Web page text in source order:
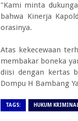
"Kami minta
bahwa Kinerja
orasinya.
Atas kekecewaan
membakar boneka
diisi dengan kertas
Dompu H Bambang
TAGS: HUKUM